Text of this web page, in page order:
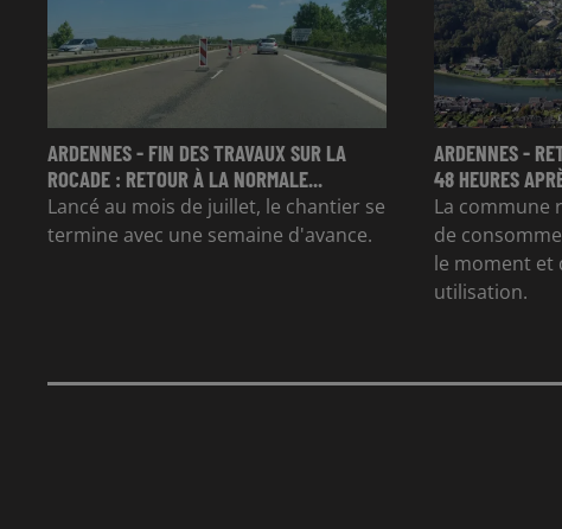
ARDENNES - FIN DES TRAVAUX SUR LA
ROCADE : RETOUR À LA NORMALE...
Lancé au mois de juillet, le chantier se
termine avec une semaine d'avance.
ARDENNES -
48 HEURES
La commune
de
le moment et
utilisation.